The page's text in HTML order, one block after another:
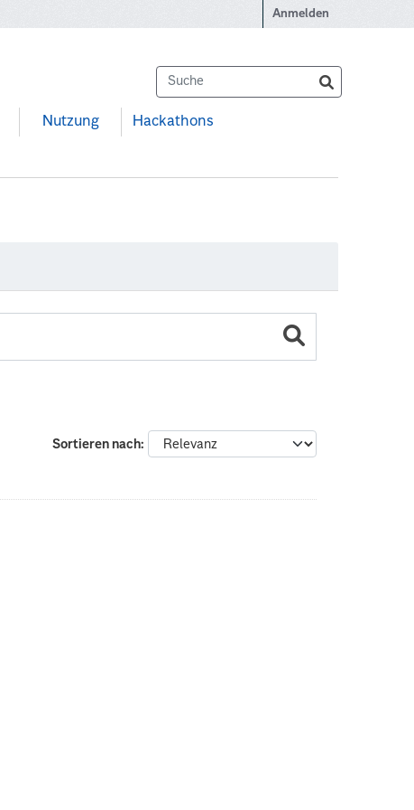
Anmelden
Nutzung Hackathons
Sortieren nach